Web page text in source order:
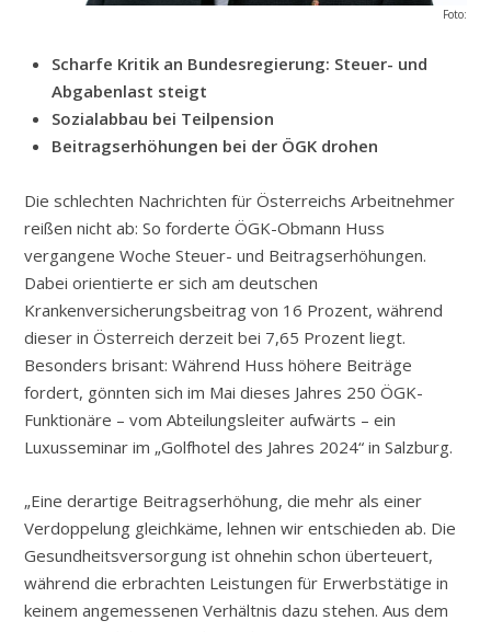
Foto:
Scharfe Kritik an Bundesregierung: Steuer- und
Abgabenlast steigt
Sozialabbau bei Teilpension
Beitragserhöhungen bei der ÖGK drohen
Die schlechten Nachrichten für Österreichs Arbeitnehmer
reißen nicht ab: So forderte ÖGK-Obmann Huss
vergangene Woche Steuer- und Beitragserhöhungen.
Dabei orientierte er sich am deutschen
Krankenversicherungsbeitrag von 16 Prozent, während
dieser in Österreich derzeit bei 7,65 Prozent liegt.
Besonders brisant: Während Huss höhere Beiträge
fordert, gönnten sich im Mai dieses Jahres 250 ÖGK-
Funktionäre – vom Abteilungsleiter aufwärts – ein
Luxusseminar im „Golfhotel des Jahres 2024“ in Salzburg.
„Eine derartige Beitragserhöhung, die mehr als einer
Verdoppelung gleichkäme, lehnen wir entschieden ab. Die
Gesundheitsversorgung ist ohnehin schon überteuert,
während die erbrachten Leistungen für Erwerbstätige in
keinem angemessenen Verhältnis dazu stehen. Aus dem